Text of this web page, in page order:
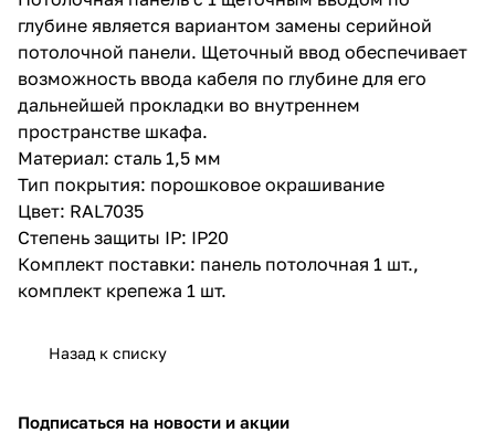
глубине является вариантом замены серийной
потолочной панели. Щеточный ввод обеспечивает
возможность ввода кабеля по глубине для его
дальнейшей прокладки во внутреннем
пространстве шкафа.
Материал: сталь 1,5 мм
Тип покрытия: порошковое окрашивание
Цвет: RAL7035
Степень защиты IP: IP20
Комплект поставки: панель потолочная 1 шт.,
комплект крепежа 1 шт.
Назад к списку
Подписаться на новости и акции